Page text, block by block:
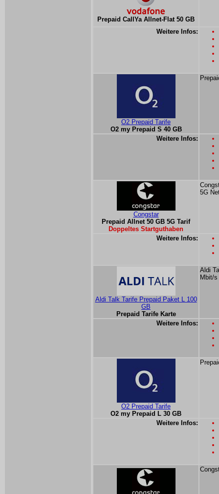
Prepaid CallYa Allnet-Flat 50 GB
Weitere Infos:
O2 Prepaid Tarife
O2 my Prepaid S 40 GB
Weitere Infos:
Congstar
Prepaid Allnet 50 GB 5G Tarif
Doppeltes Startguthaben
5G
Weitere Infos:
Aldi Talk Tarife Prepaid Paket L 100
GB
Prepaid Tarife Karte
Aldi
Mbit/s
Weitere Infos:
O2 Prepaid Tarife
O2 my Prepaid L 30 GB
Weitere Infos: